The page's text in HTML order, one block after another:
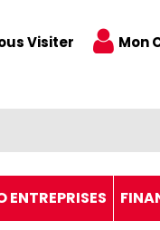
Visiter Mon
ENTREPRISES